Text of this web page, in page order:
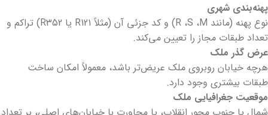
پهنه‌بندی شهری
نوع پهنه (مانند R ،S ،M) و کد جزئی آن (مثلاً R121 یا R352) تراکم و
تعداد طبقات مجاز را تعیین می‌کند.
عرض گذر ملک
هرچه خیابان روبروی ملک عریض‌تر باشد، معمولاً امکان ساخت
طبقات بیشتری وجود دارد.
موقعیت جغرافیایی ملک